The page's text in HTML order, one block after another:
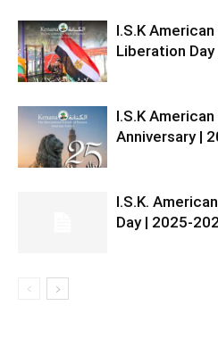
I.S.K
Liberation
I.S.K
Anniversary |
I.S.K.
Day | 2025-